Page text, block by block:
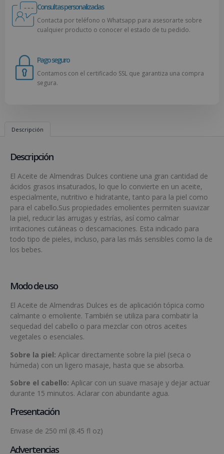
Consultas personalizadas
Contacta por teléfono o Whatsapp para asesorarte sobre
cualquier producto o conocer el estado de tu pedido.
Pago seguro
Contamos con el certificado SSL que garantiza una compra
segura.
Descripción
Descripción
El Aceite de Almendras Dulces contiene una gran cantidad de
ácidos grasos insaturados, lo que lo convierte en un aceite,
especialmente, nutritivo e hidratante, tanto para la piel como
para el cabello.Sus propiedades emolientes permiten suavizar
la piel, reducir las arrugas y estrías, así como calmar
irritaciones cutáneas o descamaciones. Esta indicado para
todo tipo de pieles, incluso, para las más sensibles como la de
los bebes.
Modo de uso
El Aceite de Almendras Dulces es de aplicación tópica como
calmante o emoliente. También se utiliza para combatir la
sequedad del cabello o para mezclar con otros aceites
vegetales o esenciales.
Sobre la piel: Aplicar directamente sobre la piel (seca o
húmeda) con un ligero masaje, hasta que se absorba.
Sobre el cabello: Aplicar con un suave masaje y dejar actuar
durante 15 minutos. Aclarar con abundante agua.
Presentación
Envase de 250 ml (8.45 fl oz)
Advertencias